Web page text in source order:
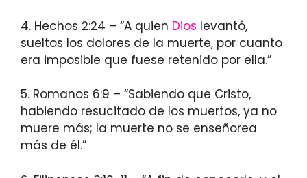
4. Hechos 2:24 – “A quien Dios levantó,
sueltos los dolores de la muerte, por cuanto
era imposible que fuese retenido por ella.”
5. Romanos 6:9 – “Sabiendo que Cristo,
habiendo resucitado de los muertos, ya no
muere más; la muerte no se enseñorea
más de él.”